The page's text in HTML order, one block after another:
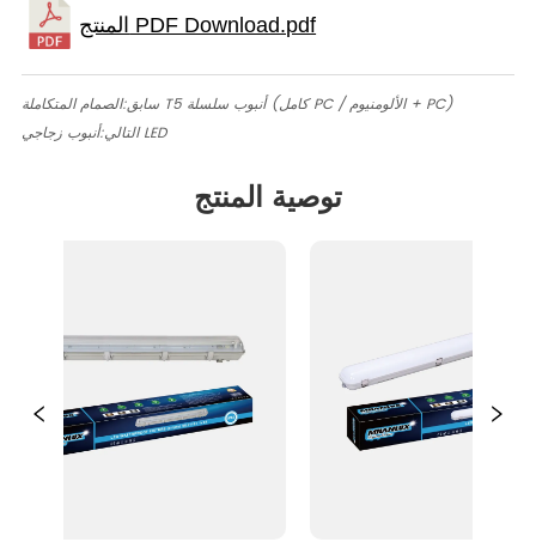
سابق:
الصمام المتكاملة T5 أنبوب سلسلة (كامل PC / الألومنيوم + PC)
التالي:أنبوب زجاجي LED
توصية المنتج